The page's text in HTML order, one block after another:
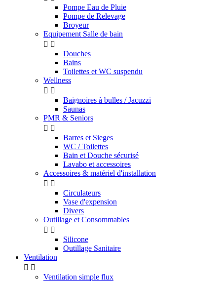
Pompe Eau de Pluie
Pompe de Relevage
Broyeur
Equipement Salle de bain
 
Douches
Bains
Toilettes et WC suspendu
Wellness
 
Baignoires à bulles / Jacuzzi
Saunas
PMR & Seniors
 
Barres et Sieges
WC / Toilettes
Bain et Douche sécurisé
Lavabo et accessoires
Accessoires & matériel d'installation
 
Circulateurs
Vase d'expension
Divers
Outillage et Consommables
 
Silicone
Outillage Sanitaire
Ventilation
 
Ventilation simple flux